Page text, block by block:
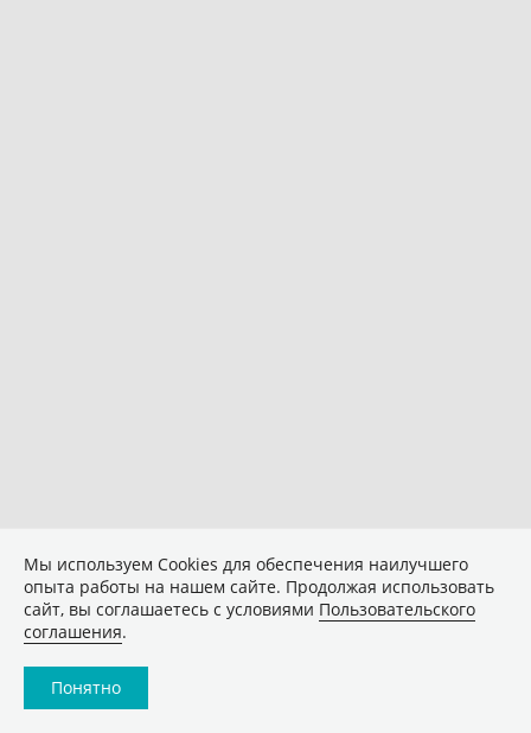
Мы используем Сookies для обеспечения наилучшего
опыта работы на нашем сайте. Продолжая использовать
сайт, вы соглашаетесь с условиями Пользовательского
соглашения.
Понятно